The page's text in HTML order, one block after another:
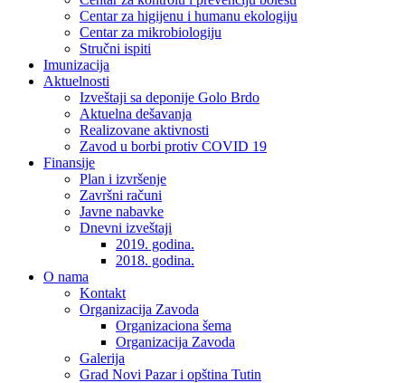
Centar za higijenu i humanu ekologiju
Centar za mikrobiologiju
Stručni ispiti
Imunizacija
Aktuelnosti
Izveštaji sa deponije Golo Brdo
Aktuelna dešavanja
Realizovane aktivnosti
Zavod u borbi protiv COVID 19
Finansije
Plan i izvršenje
Završni računi
Javne nabavke
Dnevni izveštaji
2019. godina.
2018. godina.
O nama
Kontakt
Organizacija Zavoda
Organizaciona šema
Organizacija Zavoda
Galerija
Grad Novi Pazar i opština Tutin